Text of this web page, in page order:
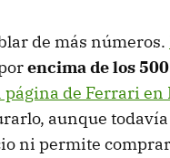
de más números.
encima de los
página de Ferrari en
aunque
ni permite